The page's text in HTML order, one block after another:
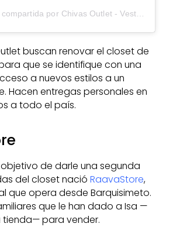
buscan renovar el closet de
que se identifique con una
a nuevos estilos a un
Hacen entregas personales en
a todo el país.
de darle una segunda
del closet nació RaavaStore,
que opera desde Barquisimeto.
que le han dado a Isa —
tienda— para vender.